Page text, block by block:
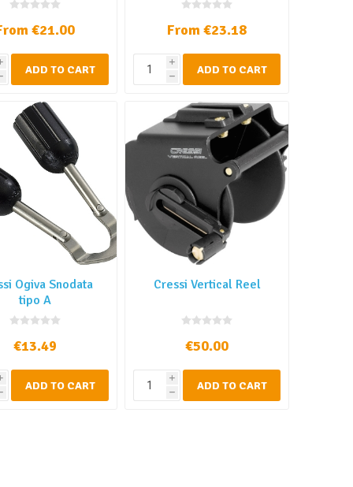
€21.00
ADD TO CART
From €23.18
i
h ADD TO CART
Ogiva Snodata
tipo A
€13.49
ADD TO CART
Cressi Vertical Reel
€50.00
i
h ADD TO CART